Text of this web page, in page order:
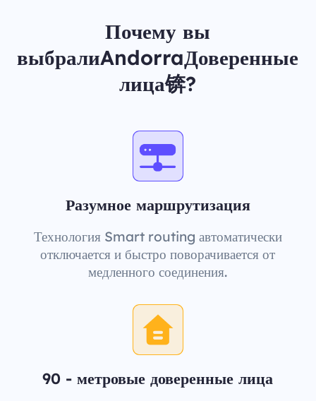
Почему вы
выбралиAndorraДоверенные
лица锛?
Разумное маршрутизация
Технология Smart routing автоматически
отключается и быстро поворачивается от
медленного соединения.
90 - метровые доверенные лица